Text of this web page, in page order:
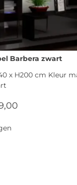
Barbera zwart
x H200 cm Kleur